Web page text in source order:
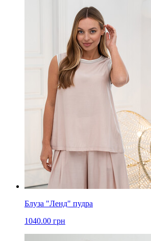
Блуза "Ленд" пудра
1040.00 грн